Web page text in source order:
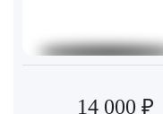
14 000 ₽